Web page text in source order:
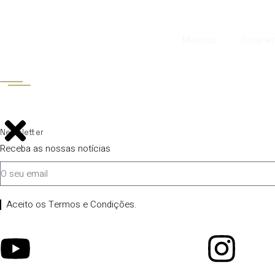
Newsletter
Receba as nossas notícias
Aceito os Termos e Condições.